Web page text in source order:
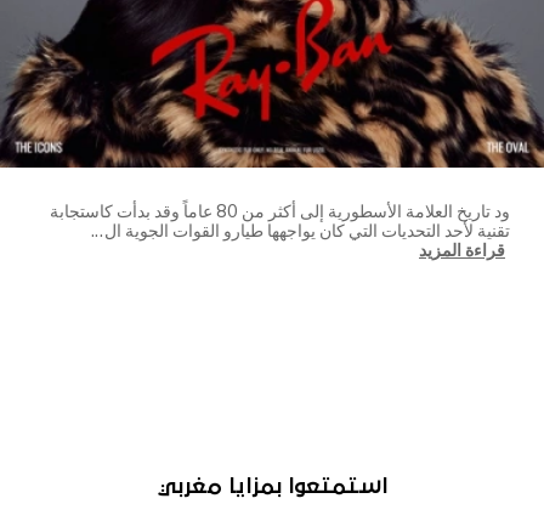
ود تاريخ العلامة الأسطورية إلى أكثر من 80 عاماً وقد بدأت كاستجابة
تقنية لأحد التحديات التي كان يواجهها طيارو القوات الجوية ال...
قراءة المزيد
استمتعوا بمزايا مغربي